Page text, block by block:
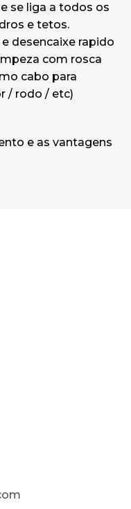
se liga a todos os
e tetos.
desencaixe rapido
com rosca
cabo para
/ rodo / etc)
e as vantagens